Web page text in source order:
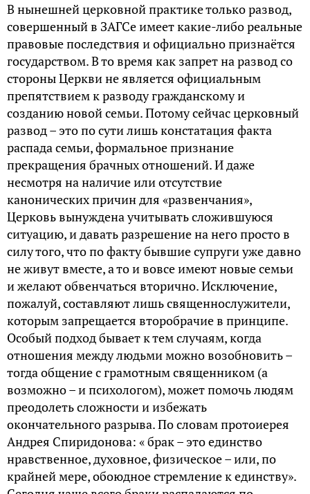
В нынешней церковной практике только развод,
совершенный в ЗАГСе имеет какие-либо реальные
правовые последствия и официально признаётся
государством. В то время как запрет на развод со
стороны Церкви не является официальным
препятствием к разводу гражданскому и
созданию новой семьи. Потому сейчас церковный
развод – это по сути лишь констатация факта
распада семьи, формальное признание
прекращения брачных отношений. И даже
несмотря на наличие или отсутствие
канонических причин для «развенчания»,
Церковь вынуждена учитывать сложившуюся
ситуацию, и давать разрешение на него просто в
силу того, что по факту бывшие супруги уже давно
не живут вместе, а то и вовсе имеют новые семьи
и желают обвенчаться вторично. Исключение,
пожалуй, составляют лишь священнослужители,
которым запрещается второбрачие в принципе.
Особый подход бывает к тем случаям, когда
отношения между людьми можно возобновить –
тогда общение с грамотным священником (а
возможно – и психологом), может помочь людям
преодолеть сложности и избежать
окончательного разрыва. По словам протоиерея
Андрея Спиридонова: « брак – это единство
нравственное, духовное, физическое – или, по
крайней мере, обоюдное стремление к единству».